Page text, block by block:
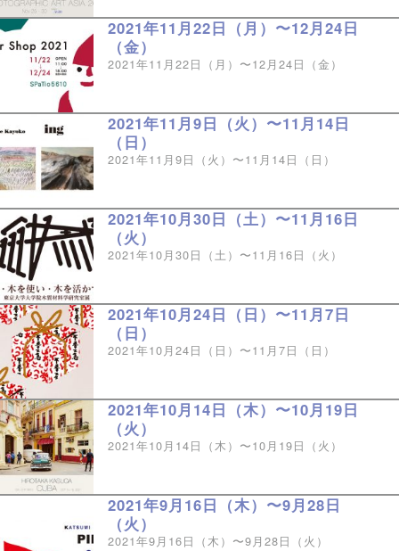
2021年11月22日（月）〜12月24日
（金）
2021年11月22日（月）〜12月24日（金）
2021年11月9日（火）〜11月14日
（日）
2021年11月9日（火）〜11月14日（日）
2021年10月30日（土）〜11月16日
（火）
2021年10月30日（土）〜11月16日（火）
2021年10月24日（日）〜11月7日
（日）
2021年10月24日（日）〜11月7日（日）
2021年10月14日（木）〜10月19日
（火）
2021年10月14日（木）〜10月19日（火）
2021年9月16日（木）〜9月28日
（火）
2021年9月16日（木）〜9月28日（火）